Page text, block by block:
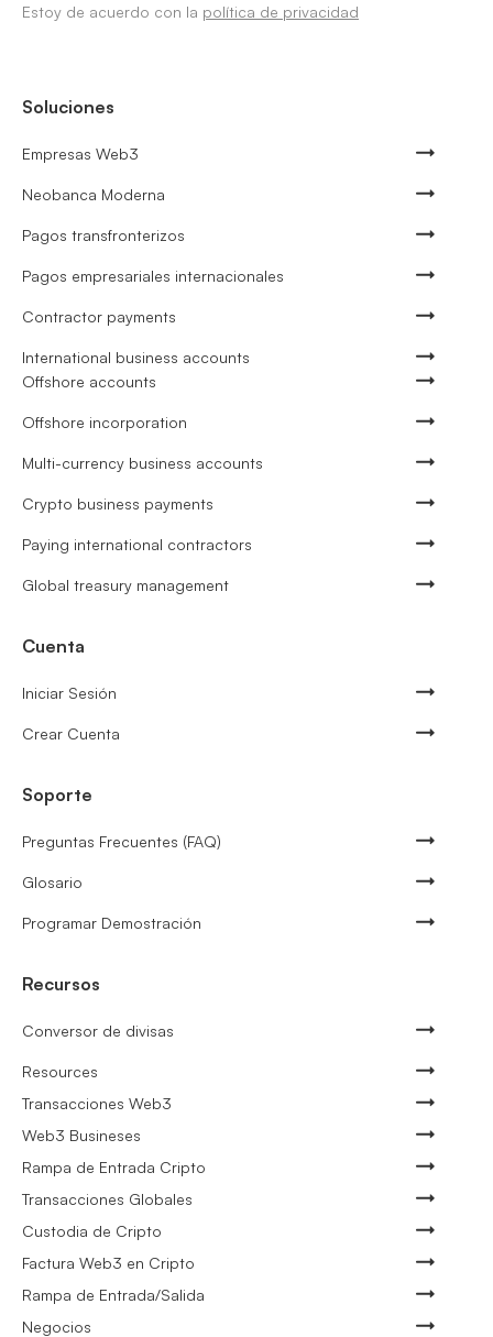
Estoy de acuerdo con la política de privacidad
Soluciones
Empresas Web3
Neobanca Moderna
Pagos transfronterizos
Pagos empresariales internacionales
Contractor payments
International business accounts
Offshore accounts
Offshore incorporation
Multi-currency business accounts
Crypto business payments
Paying international contractors
Global treasury management
Cuenta
Iniciar Sesión
Crear Cuenta
Soporte
Preguntas Frecuentes (FAQ)
Glosario
Programar Demostración
Recursos
Conversor de divisas
Resources
Transacciones Web3
Web3 Busineses
Rampa de Entrada Cripto
Transacciones Globales
Custodia de Cripto
Factura Web3 en Cripto
Rampa de Entrada/Salida
Negocios